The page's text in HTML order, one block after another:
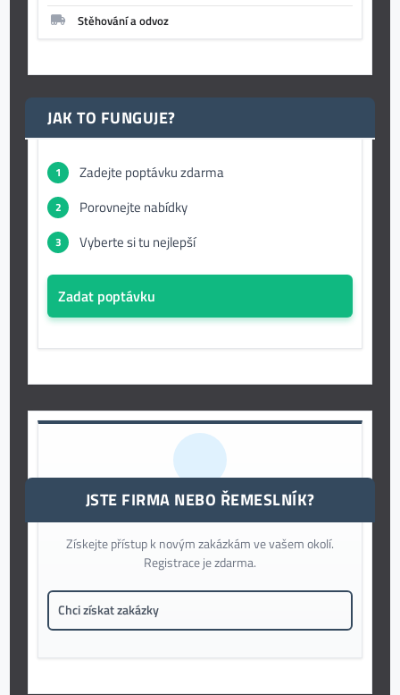
Stěhování a odvoz
JAK TO FUNGUJE?
1 Zadejte poptávku zdarma
2 Porovnejte nabídky
3 Vyberte si tu nejlepší
Zadat poptávku
JSTE FIRMA NEBO ŘEMESLNÍK?
Získejte přístup k novým zakázkám ve vašem okolí.
Registrace je zdarma.
Chci získat zakázky